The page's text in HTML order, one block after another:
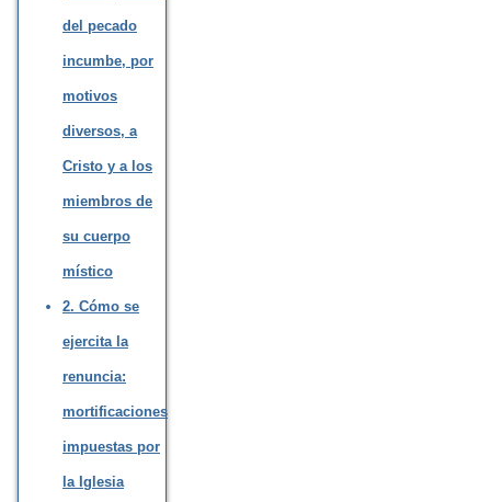
del pecado
incumbe, por
motivos
diversos, a
Cristo y a los
miembros de
su cuerpo
místico
2. Cómo se
ejercita la
renuncia:
mortificaciones
impuestas por
la Iglesia